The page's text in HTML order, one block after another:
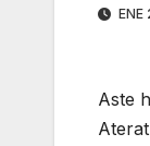
ENE
Aste